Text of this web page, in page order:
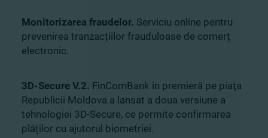
Monitorizarea fraudelor. Serviciu online pentru
prevenirea tranzacțiilor frauduloase de comerț
electronic.
3D-Secure V.2. FinComBank în premieră pe piaţa
Republicii Moldova a lansat a doua versiune a
tehnologiei 3D-Secure, ce permite confirmarea
plăților cu ajutorul biometriei.